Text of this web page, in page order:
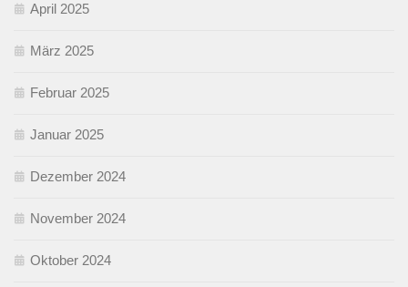
April 2025
März 2025
Februar 2025
Januar 2025
Dezember 2024
November 2024
Oktober 2024